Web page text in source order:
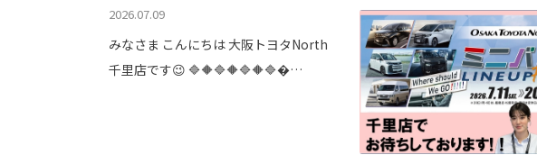
2026.07.09
みなさま こんにちは 大阪トヨタNorth
千里店です😉 🔷🔶🔷🔶🔷🔶🔷…